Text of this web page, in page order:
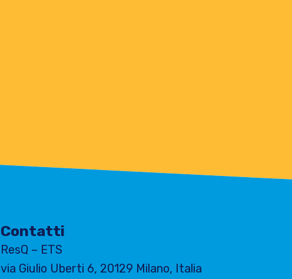
Contatti
ResQ – ETS
via Giulio Uberti 6, 20129 Milano, Italia